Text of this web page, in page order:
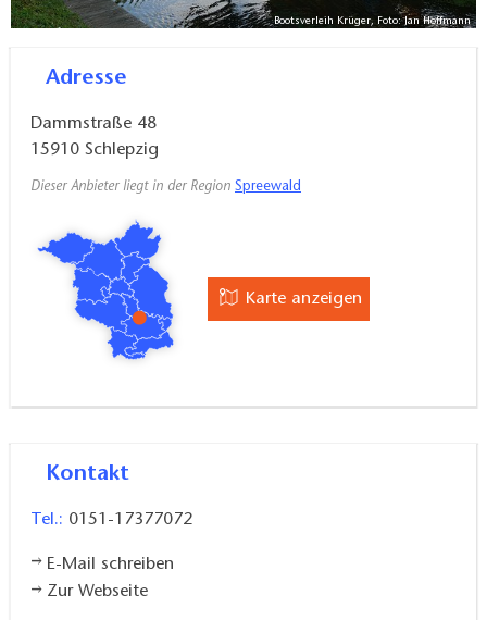
Bootsverleih Krüger, Foto: Jan Hoffmann
Adresse
Dammstraße 48
15910 Schlepzig
Dieser Anbieter liegt in der Region Spreewald
Karte anzeigen
Kontakt
Tel.: 0151-17377072
E-Mail schreiben
Zur Webseite